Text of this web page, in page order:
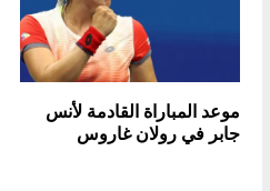
موعد المباراة القادمة لأنس
جابر في رولان غاروس